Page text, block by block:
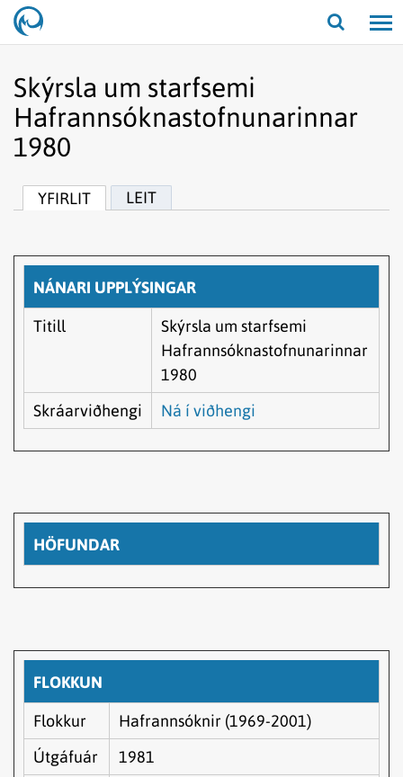
Opna/
Skýrsla um starfsemi
Hafrannsóknastofnunarinnar
1980
YFIRLIT LEIT
NÁNARI UPPLÝSINGAR
Titill
Skýrsla um starfsemi
Hafrannsóknastofnunarinnar
1980
Skráarviðhengi
Ná í viðhengi
HÖFUNDAR
FLOKKUN
Flokkur
Hafrannsóknir (1969-2001)
Útgáfuár
1981